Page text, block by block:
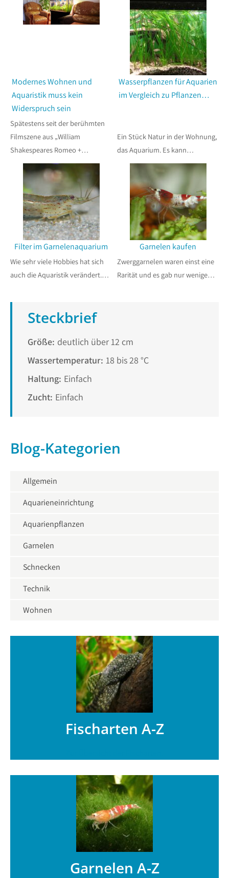
Modernes Wohnen und
Aquaristik muss kein
Widerspruch sein
Spätestens seit der berühmten
Filmszene aus „William
Shakespeares Romeo +…
Wasserpflanzen für Aquarien
im Vergleich zu Pflanzen…
Ein Stück Natur in der Wohnung,
das Aquarium. Es kann…
Filter im Garnelenaquarium
Wie sehr viele Hobbies hat sich
auch die Aquaristik verändert.…
Garnelen kaufen
Zwerggarnelen waren einst eine
Rarität und es gab nur wenige…
Steckbrief
Größe: deutlich über 12 cm
Wassertemperatur: 18 bis 28 °C
Haltung: Einfach
Zucht: Einfach
Blog-Kategorien
Allgemein
Aquarieneinrichtung
Aquarienpflanzen
Garnelen
Schnecken
Technik
Wohnen
Fischarten A-Z
Garnelen A-Z